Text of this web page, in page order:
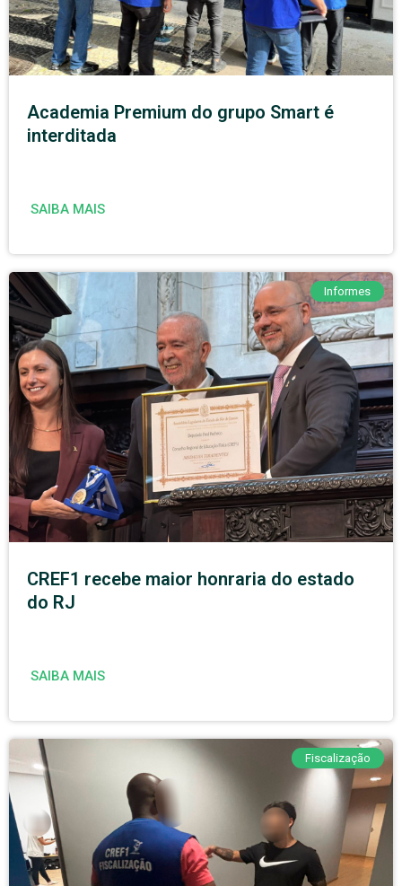
Academia Premium do grupo Smart é
interditada
SAIBA MAIS
Informes
CREF1 recebe maior honraria do estado
do RJ
SAIBA MAIS
Fiscalização